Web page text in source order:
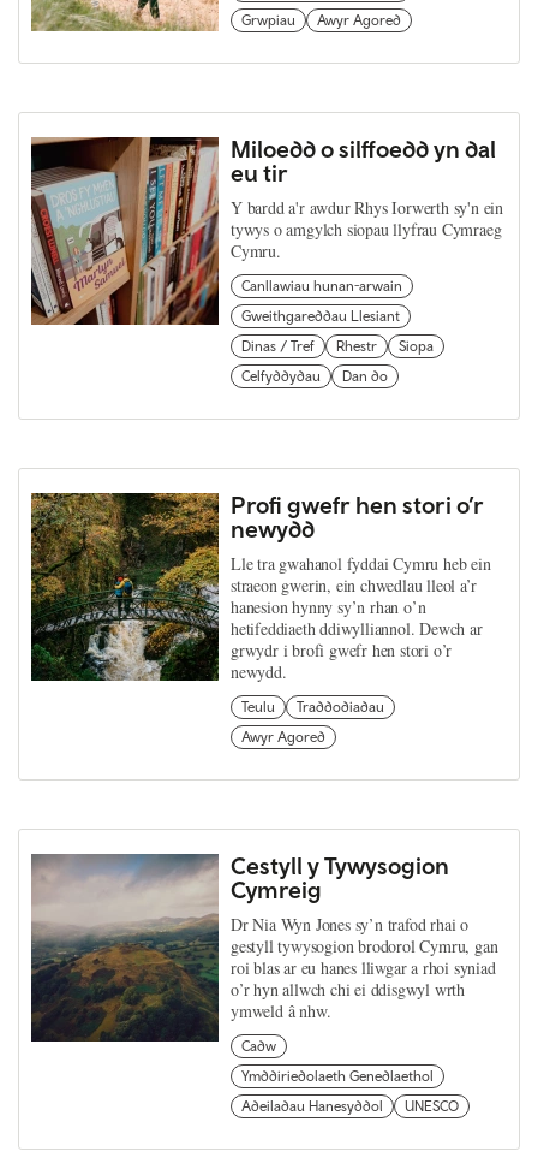
Grwpiau
Awyr Agored
Miloedd o silffoedd yn dal
eu tir
Y bardd a'r awdur Rhys Iorwerth sy'n ein
tywys o amgylch siopau llyfrau Cymraeg
Cymru.
Canllawiau hunan-arwain
Gweithgareddau Llesiant
Dinas / Tref
Rhestr
Siopa
Celfyddydau
Dan do
Profi gwefr hen stori o’r
newydd
Lle tra gwahanol fyddai Cymru heb ein
straeon gwerin, ein chwedlau lleol a’r
hanesion hynny sy’n rhan o’n
hetifeddiaeth ddiwylliannol. Dewch ar
grwydr i brofi gwefr hen stori o’r
newydd.
Teulu
Traddodiadau
Awyr Agored
Cestyll y Tywysogion
Cymreig
Dr Nia Wyn Jones sy’n trafod rhai o
gestyll tywysogion brodorol Cymru, gan
roi blas ar eu hanes lliwgar a rhoi syniad
o’r hyn allwch chi ei ddisgwyl wrth
ymweld â nhw.
Cadw
Ymddiriedolaeth Genedlaethol
Adeiladau Hanesyddol
UNESCO